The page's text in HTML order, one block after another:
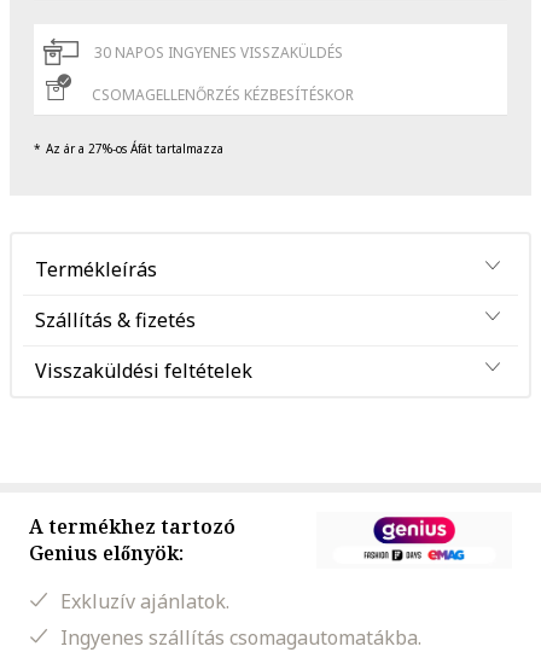
30 NAPOS INGYENES VISSZAKÜLDÉS
CSOMAGELLENŐRZÉS KÉZBESÍTÉSKOR
Az ár a 27%-os Áfát tartalmazza
Termékleírás
Szállítás & fizetés
Visszaküldési feltételek
A termékhez tartozó
Genius előnyök:
Exkluzív ajánlatok.
Ingyenes szállítás csomagautomatákba.